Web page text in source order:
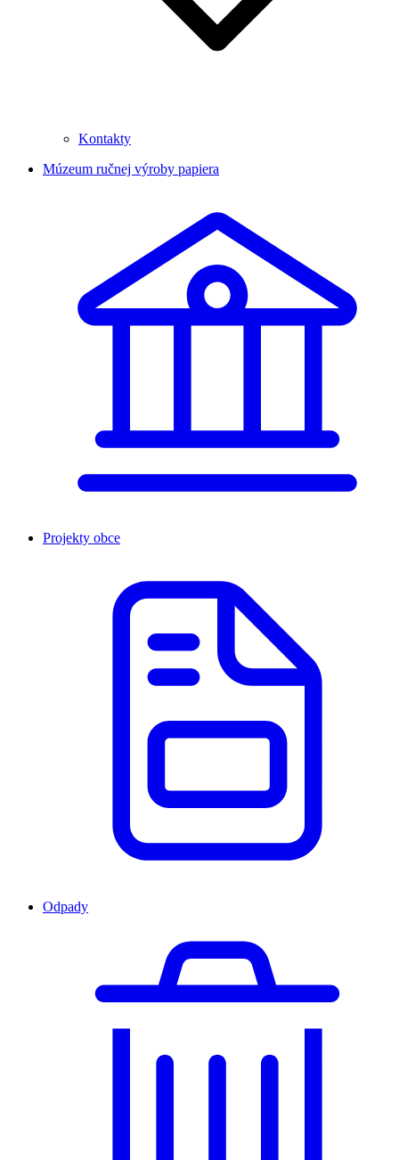
Kontakty
Múzeum ručnej výroby papiera
Projekty obce
Odpady